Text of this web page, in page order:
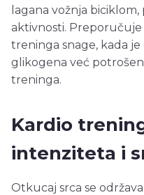
lagana vožnja biciklom,
aktivnosti.
treninga snage, kada
glikogena već
treninga.
Kardio
intenziteta i
Otkucaj srca se